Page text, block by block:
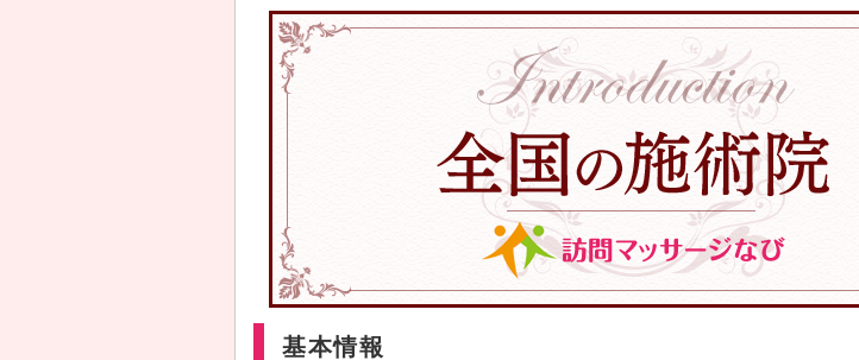
基本情報